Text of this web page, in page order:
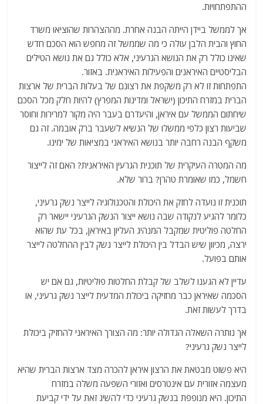
ההתפתחויות.
אך לממשל ביידן הייתה הבנה אחרת. מההצהרות שהוציאו משרד
החוץ והבית הלבן עולה כי מה שממשל זה מחפש הוא הסכם חדש
שאינו כולל רק את הנושא הגרעיני, אלא כולל גם את נושא הטילים
הבליסטיים האיראנים והפעילות האיראנית. באזור.
התפתחות זו לא רק משקפת את רצונם של בעלות הברית של ארצות
הברית במזרח התיכון (ישראל ומדינות המפרץ) להיות חלק מכל הסכם
שיחתום הממשל עם איראן, והיעדרם בעבר היה מקור למרירות וחוסר
שביעות רצון כלפי ממשלו של הנשיא לשעבר ברק אובמה. זה גם
משקף הבנה רחבה יותר בנושא האיראני במציאות של ימינו.
מה המטרה העיקרית של תוכנית הגרעין האיראנית? האם זה לייצור
חשמל, כמו שאומרת טהרן? ברור שלא.
תוכנית זו נועדה לחזק את היכולת והטכנולוגיה לייצר נשק גרעיני,
כלומר להגיע לנקודה שבה נושא ייצור הנשק הגרעיני יישאר רק
החלטה פוליטית שמקבל המנהיג העליון באיראן, בכל עת שהוא
ירצה, מכיוון שיש הבדל בין היכולת לייצר נשק לבין ההחלטה לייצר
אותם בפועל.
עדיין לא הגענו לשלב של קבלת החלטות פוליטיות, גם אם יש
הסכמה שאיראן כבר מחזיקה ביכולת המדעית לייצר נשק גרעיני, או
בדרך לעשות זאת.
אך נותרה השאלה הגדולה יותר: מה הצורך האיראני להחזיק ביכולת
לייצר נשק גרעיני?
היא פשוט מבטאת את הרצון איראן להכרה מצד ארצות הברית שהיא
מעצמה אזורית עם אינטרסים ואזורי השפעה משלה במזרח
התיכון. היא מנופפת בנשק גרעיני כדי להשיג זאת על ידי קביעת